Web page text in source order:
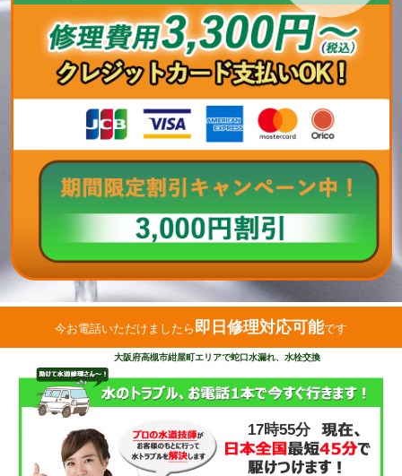
今お電話いただけましたら 即日修理対応可能です
大阪府高槻市紺屋町エリアで蛇口水漏れ、水栓交換
17時55分